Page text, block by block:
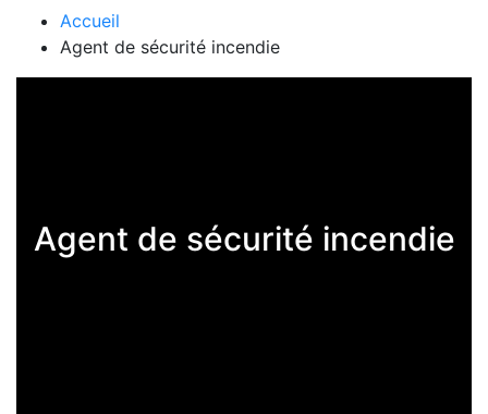
Accueil
Agent de sécurité incendie
Agent de sécurité incendie